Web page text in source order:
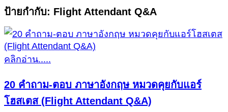
ป้ายกำกับ: Flight Attendant Q&A
คลิกอ่าน.....
20 คำถาม-ตอบ ภาษาอังกฤษ หมวดคุยกับแอร์
โฮสเตส (Flight Attendant Q&A)